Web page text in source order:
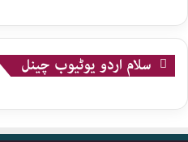
سلام اردو یوٹیوب چینل